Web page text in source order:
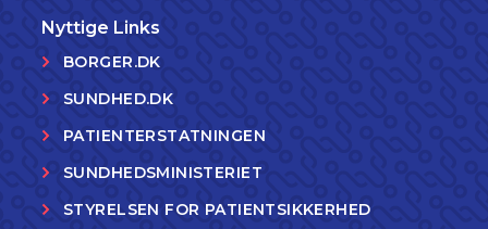
Nyttige Links
BORGER.DK
SUNDHED.DK
PATIENTERSTATNINGEN
SUNDHEDSMINISTERIET
STYRELSEN FOR PATIENTSIKKERHED